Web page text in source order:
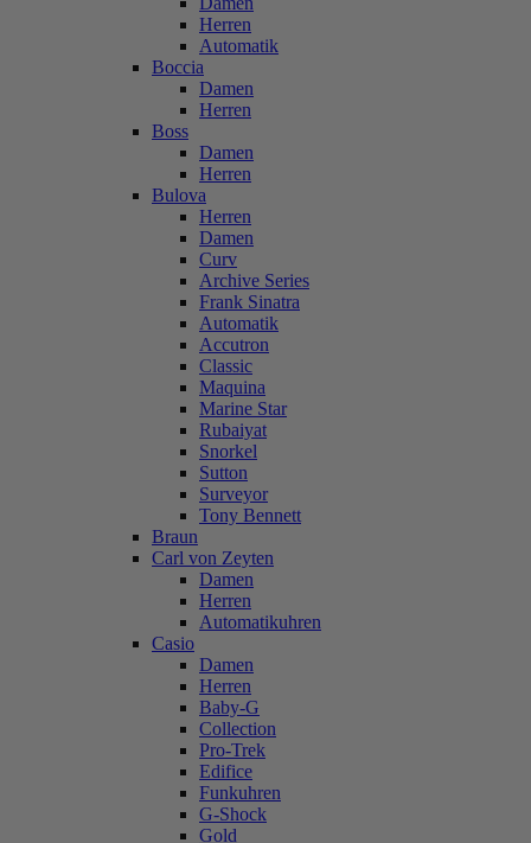
Herren
Automatik
Boccia
Damen
Herren
Boss
Damen
Herren
Bulova
Herren
Damen
Curv
Archive Series
Frank Sinatra
Automatik
Accutron
Classic
Maquina
Marine Star
Rubaiyat
Snorkel
Sutton
Surveyor
Tony Bennett
Braun
Carl von Zeyten
Damen
Herren
Automatikuhren
Casio
Damen
Herren
Baby-G
Collection
Pro-Trek
Edifice
Funkuhren
G-Shock
Gold